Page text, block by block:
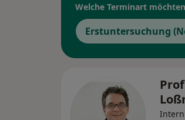
Welche Terminart
Erstuntersuchung